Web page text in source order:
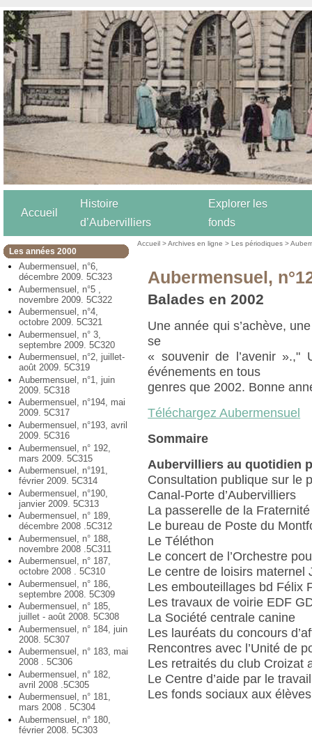
Accueil
Histoire
d’Aubervilliers
Explorer les
fonds
Les années 2000
Aubermensuel, n°6,
décembre 2009. 5C323
Aubermensuel, n°5 ,
novembre 2009. 5C322
Aubermensuel, n°4,
octobre 2009. 5C321
Aubermensuel, n° 3,
septembre 2009. 5C320
Aubermensuel, n°2, juillet-
août 2009. 5C319
Aubermensuel, n°1, juin
2009. 5C318
Aubermensuel, n°194, mai
2009. 5C317
Aubermensuel, n°193, avril
2009. 5C316
Aubermensuel, n° 192,
mars 2009. 5C315
Aubermensuel, n°191,
février 2009. 5C314
Aubermensuel, n°190,
janvier 2009. 5C313
Aubermensuel, n° 189,
décembre 2008 .5C312
Aubermensuel, n° 188,
novembre 2008 .5C311
Aubermensuel, n° 187,
octobre 2008 . 5C310
Aubermensuel, n° 186,
septembre 2008. 5C309
Aubermensuel, n° 185,
juillet - août 2008. 5C308
Aubermensuel, n° 184, juin
2008. 5C307
Aubermensuel, n° 183, mai
2008 . 5C306
Aubermensuel, n° 182,
avril 2008 .5C305
Aubermensuel, n° 181,
mars 2008 . 5C304
Aubermensuel, n° 180,
février 2008. 5C303
Accueil >Archives en ligne >Les périodiques >
Aubermensuel,
Balades en 2002
Une année qui s’achève,
se
« souvenir de l’avenir ».,"
événements en tous
genres que 2002. Bonne
Téléchargez Aubermensuel
Sommaire
Aubervilliers au quotidien
Consultation publique sur le
Canal-Porte d’Aubervilliers
La passerelle de la
Le bureau de Poste du
Le Téléthon
Le concert de l’Orchestre
Le centre de loisirs maternel
Les embouteillages bd Félix
Les travaux de voirie EDF
La Société centrale canine
Les lauréats du concours
Rencontres avec l’Unité de
Les retraités du club Croizat
Le Centre d’aide par le travail
Les fonds sociaux aux